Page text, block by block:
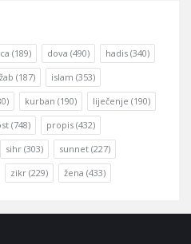
(189) dova (490) hadis (340)
(187) islam (353)
kurban (190) liječenje (190)
(748) propis (432)
sihr (303) sunnet (227)
zikr (229) žena (433)